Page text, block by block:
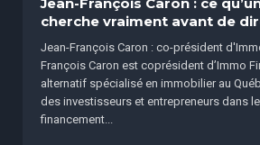
Jean-François Caron : ce
cherche vraiment avant de
Jean-François Caron : co-président
François Caron est coprésident d’Immo
alternatif spécialisé en immobilier au
des investisseurs et entrepreneurs dans
financement...